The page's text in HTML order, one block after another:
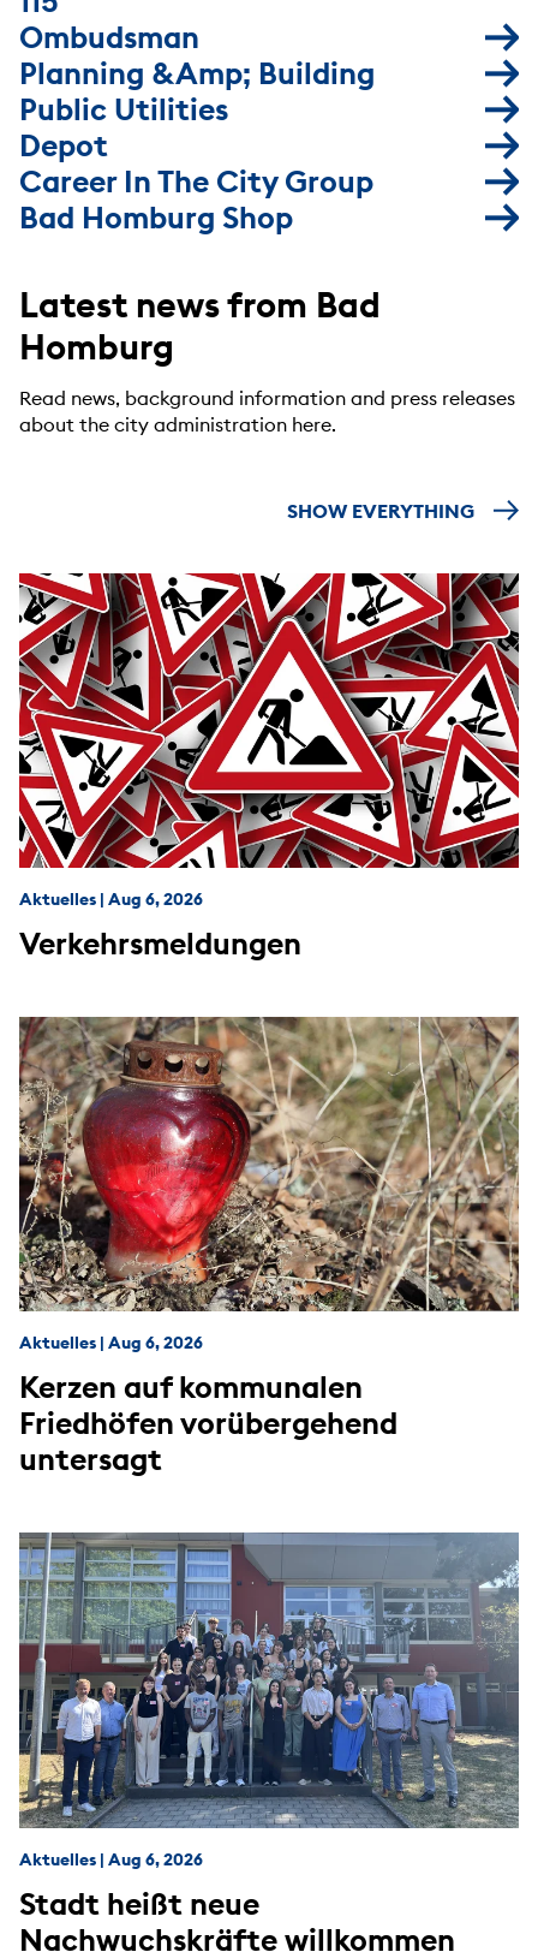
Ombudsman
Planning &amp; Building
Public Utilities
Depot
Career In The City Group
Bad Homburg Shop
Latest news from Bad
Homburg
Read news, background information and press releases
about the city administration here.
SHOW EVERYTHING
Aktuelles | Aug 6, 2026
Verkehrsmeldungen
Aktuelles | Aug 6, 2026
Kerzen auf kommunalen
Friedhöfen vorübergehend
untersagt
Aktuelles | Aug 6, 2026
Stadt heißt neue
Nachwuchskräfte willkommen